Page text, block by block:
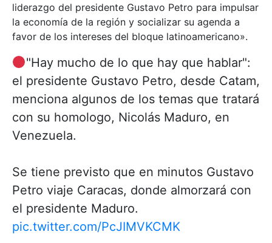
liderazgo del presidente Gustavo Petro para impulsar
la economía de la región y socializar su agenda a
favor de los intereses del bloque latinoamericano».
"Hay mucho de lo que hay que hablar":
el presidente Gustavo Petro, desde Catam,
menciona algunos de los temas que tratará
con su homologo, Nicolás Maduro, en
Venezuela.
Se tiene previsto que en minutos Gustavo
Petro viaje Caracas, donde almorzará con
el presidente Maduro.
pic.twitter.com/PcJIMVKCMK